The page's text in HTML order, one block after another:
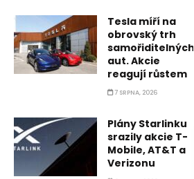
Tesla míří na
obrovský trh
samořiditelných
aut. Akcie
reagují růstem
7 SRPNA, 2026
Plány Starlinku
srazily akcie T-
Mobile, AT&T a
Verizonu